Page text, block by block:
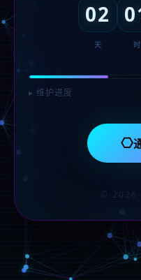
02
天 时
▸ 维护进度
⎔
© 2026